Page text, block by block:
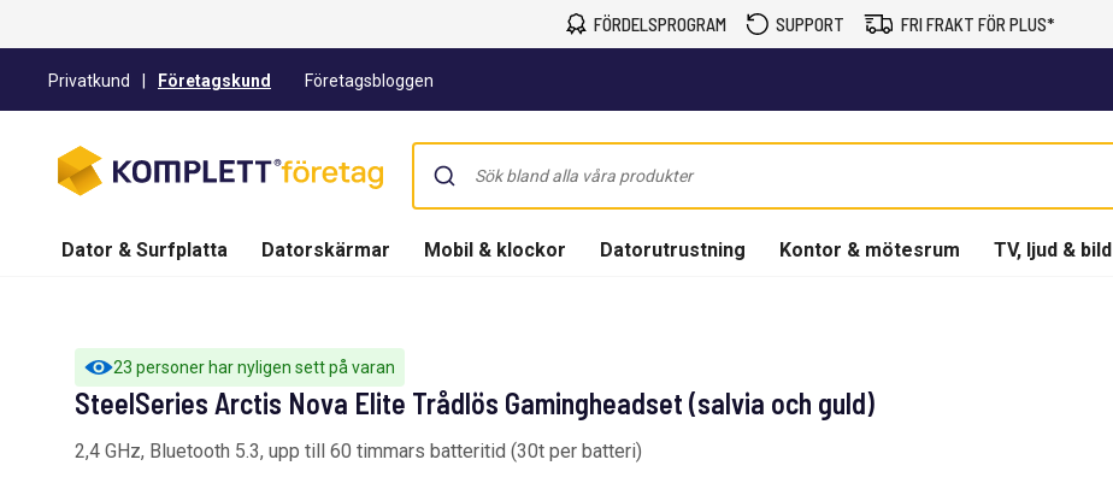
FÖRDELSPROGRAM SUPPORT FRI FRAKT FÖR PLUS*
Privatkund Företagskund Företagsbloggen
Dator & Surfplatta Datorskärmar Mobil & klockor Datorutrustning Kontor & mötesrum TV, ljud & bild
23 personer har nyligen sett på varan
SteelSeries Arctis Nova Elite Trådlös Gamingheadset (salvia och guld)
2,4 GHz, Bluetooth 5.3, upp till 60 timmars batteritid (30t per batteri)